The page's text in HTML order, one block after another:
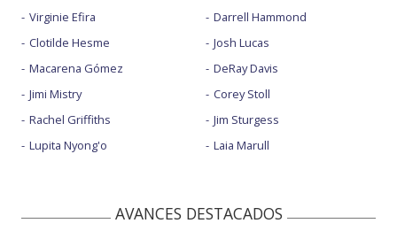
Virginie Efira
Clotilde Hesme
Macarena Gómez
Jimi Mistry
Rachel Griffiths
Lupita Nyong'o
Darrell Hammond
Josh Lucas
DeRay Davis
Corey Stoll
Jim Sturgess
Laia Marull
AVANCES DESTACADOS